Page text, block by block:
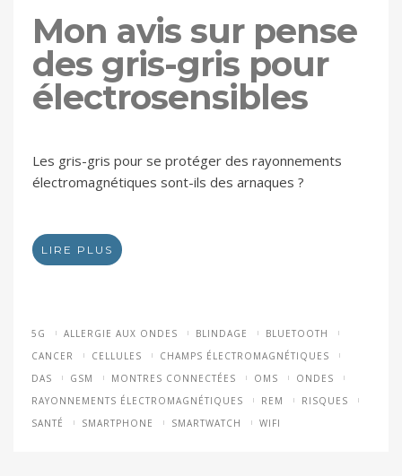
Mon avis sur pense
des gris-gris pour
électrosensibles
Les gris-gris pour se protéger des rayonnements
électromagnétiques sont-ils des arnaques ?
LIRE PLUS
5G ALLERGIE AUX ONDES BLINDAGE
BLUETOOTH
CANCER
CELLULES
CHAMPS ÉLECTROMAGNÉTIQUES
DAS
GSM MONTRES CONNECTÉES OMS
ONDES
RAYONNEMENTS ÉLECTROMAGNÉTIQUES
REM
RISQUES
SANTÉ
SMARTPHONE SMARTWATCH WIFI